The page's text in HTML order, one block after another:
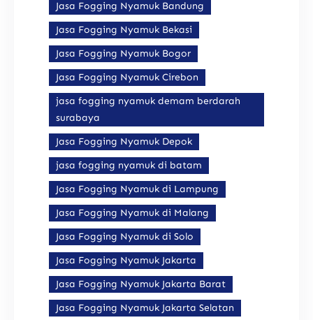
Jasa Fogging Nyamuk Bandung
Jasa Fogging Nyamuk Bekasi
Jasa Fogging Nyamuk Bogor
Jasa Fogging Nyamuk Cirebon
jasa fogging nyamuk demam berdarah
surabaya
Jasa Fogging Nyamuk Depok
jasa fogging nyamuk di batam
Jasa Fogging Nyamuk di Lampung
Jasa Fogging Nyamuk di Malang
Jasa Fogging Nyamuk di Solo
Jasa Fogging Nyamuk Jakarta
Jasa Fogging Nyamuk Jakarta Barat
Jasa Fogging Nyamuk Jakarta Selatan